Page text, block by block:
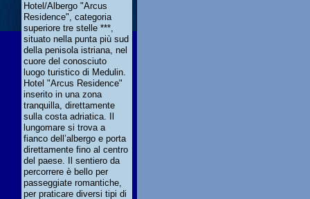
Hotel/Albergo "Arcus
Residence", categoria
superiore tre stelle ***,
situato nella punta più sud
della penisola istriana, nel
cuore del conosciuto
luogo turistico di Medulin.
Hotel "Arcus Residence"
inserito in una zona
tranquilla, direttamente
sulla costa adriatica. Il
lungomare si trova a
fianco dell’albergo e porta
direttamente fino al centro
del paese. Il sentiero da
percorrere è bello per
passeggiate romantiche,
per praticare diversi tipi di